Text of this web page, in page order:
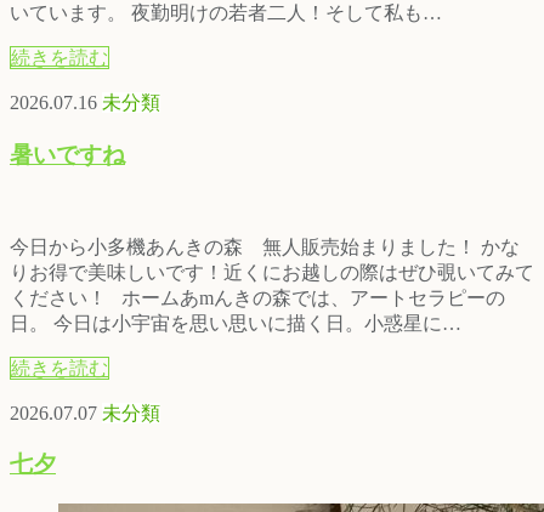
いています。 夜勤明けの若者二人！そして私も…
続きを読む
2026.07.16 未分類
暑いですね
今日から小多機あんきの森 無人販売始まりました！ かな
りお得で美味しいです！近くにお越しの際はぜひ覗いてみて
ください！ ホームあmんきの森では、アートセラピーの
日。 今日は小宇宙を思い思いに描く日。小惑星に…
続きを読む
2026.07.07 未分類
七夕